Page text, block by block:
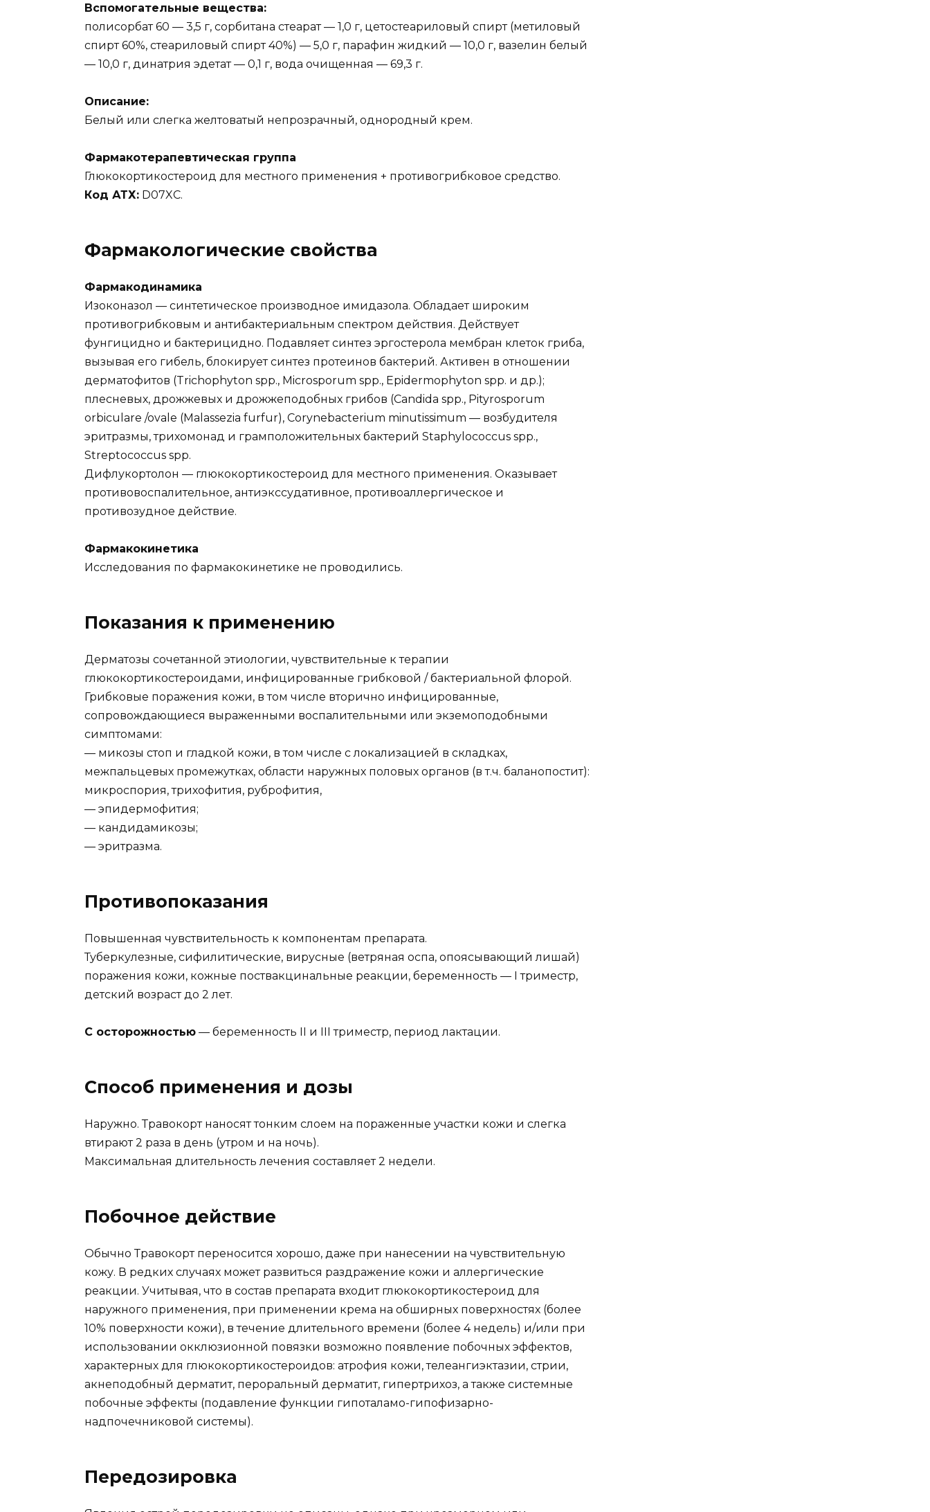
Вспомогательные вещества:
полисорбат 60 — 3,5 г, сорбитана стеарат — 1,0 г, цетостеариловый спирт (метиловый
спирт 60%, стеариловый спирт 40%) — 5,0 г, парафин жидкий — 10,0 г, вазелин белый
— 10,0 г, динатрия эдетат — 0,1 г, вода очищенная — 69,3 г.
Описание:
Белый или слегка желтоватый непрозрачный, однородный крем.
Фармакотерапевтическая группа
Глюкокортикостероид для местного применения + противогрибковое средство.
Код АТХ: D07XC.
Фармакологические свойства
Фармакодинамика
Изоконазол — синтетическое производное имидазола. Обладает широким
противогрибковым и антибактериальным спектром действия. Действует
фунгицидно и бактерицидно. Подавляет синтез эргостерола мембран клеток гриба,
вызывая его гибель, блокирует синтез протеинов бактерий. Активен в отношении
дерматофитов (Trichophyton spp., Microsporum spp., Epidermophyton spp. и др.);
плесневых, дрожжевых и дрожжеподобных грибов (Candida spp., Pityrosporum
orbiculare /ovale (Malassezia furfur), Corynebacterium minutissimum — возбудителя
эритразмы, трихомонад и грамположительных бактерий Staphylococcus spp.,
Streptococcus spp.
Дифлукортолон — глюкокортикостероид для местного применения. Оказывает
противовоспалительное, антиэкссудативное, противоаллергическое и
противозудное действие.
Фармакокинетика
Исследования по фармакокинетике не проводились.
Показания к применению
Дерматозы сочетанной этиологии, чувствительные к терапии
глюкокортикостероидами, инфицированные грибковой / бактериальной флорой.
Грибковые поражения кожи, в том числе вторично инфицированные,
сопровождающиеся выраженными воспалительными или экземоподобными
симптомами:
— микозы стоп и гладкой кожи, в том числе с локализацией в складках,
межпальцевых промежутках, области наружных половых органов (в т.ч. баланопостит):
микроспория, трихофития, руброфития,
— эпидермофития;
— кандидамикозы;
— эритразма.
Противопоказания
Повышенная чувствительность к компонентам препарата.
Туберкулезные, сифилитические, вирусные (ветряная оспа, опоясывающий лишай)
поражения кожи, кожные поствакцинальные реакции, беременность — I триместр,
детский возраст до 2 лет.
С осторожностью — беременность II и III триместр, период лактации.
Способ применения и дозы
Наружно. Травокорт наносят тонким слоем на пораженные участки кожи и слегка
втирают 2 раза в день (утром и на ночь).
Максимальная длительность лечения составляет 2 недели.
Побочное действие
Обычно Травокорт переносится хорошо, даже при нанесении на чувствительную
кожу. В редких случаях может развиться раздражение кожи и аллергические
реакции. Учитывая, что в состав препарата входит глюкокортикостероид для
наружного применения, при применении крема на обширных поверхностях (более
10% поверхности кожи), в течение длительного времени (более 4 недель) и/или при
использовании окклюзионной повязки возможно появление побочных эффектов,
характерных для глюкокортикостероидов: атрофия кожи, телеангиэктазии, стрии,
акнеподобный дерматит, пероральный дерматит, гипертрихоз, а также системные
побочные эффекты (подавление функции гипоталамо-гипофизарно-
надпочечниковой системы).
Передозировка